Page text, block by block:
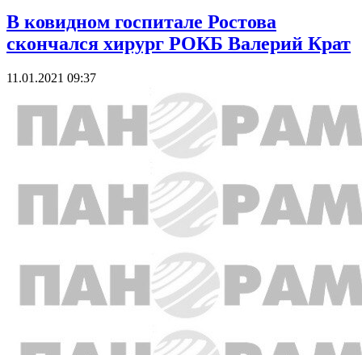
В ковидном госпитале Ростова
скончался хирург РОКБ Валерий Крат
11.01.2021 09:37